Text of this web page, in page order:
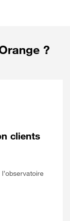
?
clients